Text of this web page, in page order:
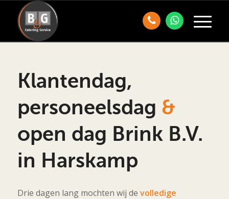
Klantendag,
personeelsdag &
open dag Brink B.V.
in Harskamp
Drie dagen lang mochten wij de volledige